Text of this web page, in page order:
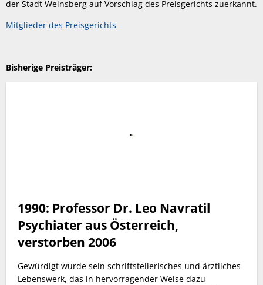
der Stadt Weinsberg auf Vorschlag des Preisgerichts zuerkannt.
Mitglieder des Preisgerichts
Bisherige Preisträger:
1990: Professor Dr. Leo Navratil
Psychiater aus Österreich,
verstorben 2006
Gewürdigt wurde sein schriftstellerisches und ärztliches
Lebenswerk, das in hervorragender Weise dazu